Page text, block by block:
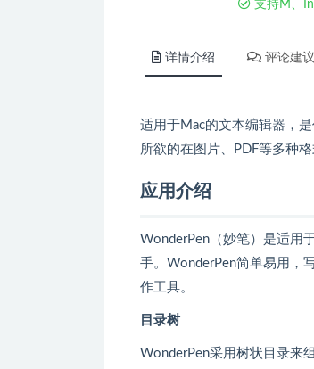
支持M、
详情介绍 评论建议
适用于Mac的文本编辑器，
所欲的在图片、PDF等多种格
应用介绍
WonderPen（妙笔）是适用
手。WonderPen简单易用，
作工具。
目录树
WonderPen采用树状目录来